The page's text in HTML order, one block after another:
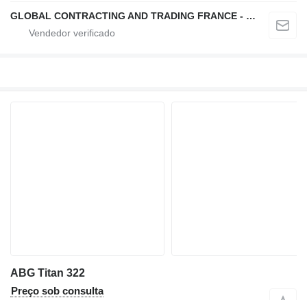
GLOBAL CONTRACTING AND TRADING FRANCE - GCTF
ABG Titan 322
Preço sob consulta